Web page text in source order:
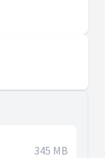
345 MB